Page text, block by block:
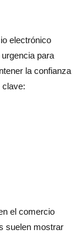
electrónico
para
la confianza
clave:
el comercio
suelen mostrar